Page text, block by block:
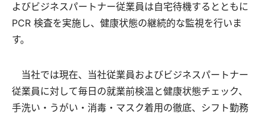
よびビジネスパートナー従業員は自宅待機するとともに
PCR 検査を実施し、健康状態の継続的な監視を行いま
す。
当社では現在、当社従業員およびビジネスパートナー
従業員に対して毎日の就業前検温と健康状態チェック、
手洗い・うがい・消毒・マスク着用の徹底、シフト勤務